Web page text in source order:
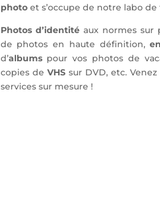
photoet s’occupe de notre labo de
Photos d’identitéaux normes sur
de photos en haute définition,
d’albumspour vos photos de
copies de VHSsur DVD, etc.
services sur mesure !